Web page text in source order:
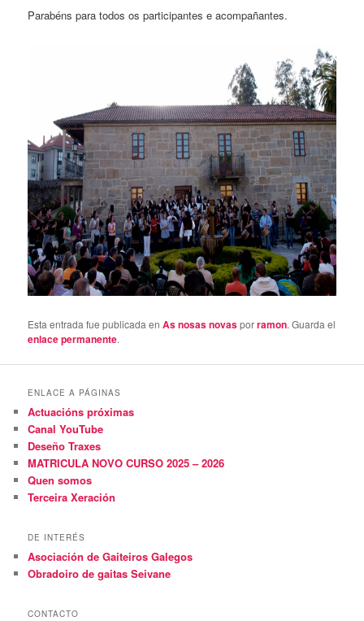
Parabéns para todos os participantes e acompañantes.
Esta entrada fue publicada enAs nosas novasporramon. Guarda el
enlace permanente.
ENLACE A PÁGINAS
Actuacións próximas
Canal YouTube
Deseño Traxes
MATRICULA NOVO CURSO 2025 – 2026
Quen somos
Terceira Xeración
DE INTERÉS
Asociación de Gaiteiros Galegos
Obradoiro de gaitas Seivane
CONTACTO